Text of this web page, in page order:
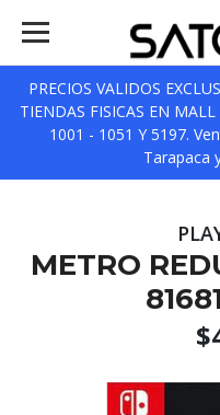
PRECIOS VALIDOS
TIENDAS FISICAS EN
1001 - 1051 Y 5197.
Tarapaca
METRO